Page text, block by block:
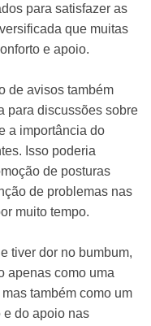
para satisfazer as
que muitas
e apoio.
de avisos também
para discussões sobre
a importância do
Isso poderia
de posturas
de problemas nas
muito tempo.
tiver dor no bumbum,
apenas como uma
também como um
e do apoio nas